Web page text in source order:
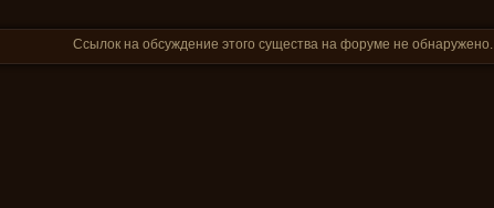
Ссылок на обсуждение этого существа на форуме не обнаружено.